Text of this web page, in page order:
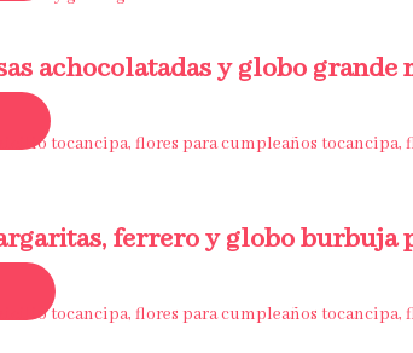
achocolatadas y globo grande
ferrero y globo burbuja